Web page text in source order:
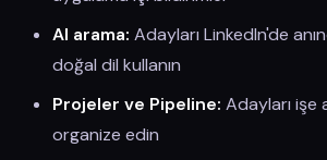
AI arama: Adayları LinkedIn'de
doğal dil kullanın
Projeler ve Pipeline: Adayları işe
organize edin